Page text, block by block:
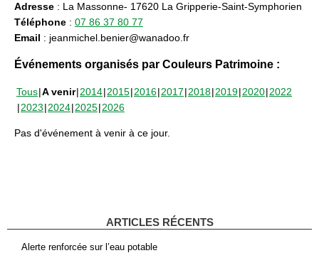
Adresse : La Massonne- 17620 La Gripperie-Saint-Symphorien
Téléphone : 07 86 37 80 77
Email : jeanmichel.benier@wanadoo.fr
Événements organisés par Couleurs Patrimoine :
Tous A venir 2014 2015 2016 2017 2018 2019 2020 2022
2023 2024 2025 2026
Pas d'événement à venir à ce jour.
ARTICLES RÉCENTS
Alerte renforcée sur l’eau potable